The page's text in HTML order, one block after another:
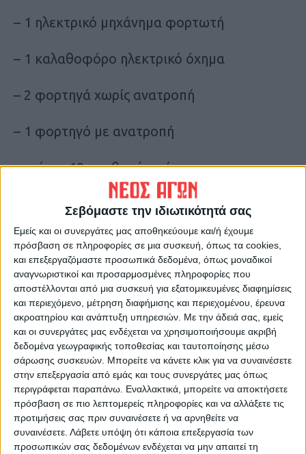
Σεβόμαστε την ιδιωτικότητά σας
Εμείς και οι συνεργάτες μας αποθηκεύουμε και/ή έχουμε
πρόσβαση σε πληροφορίες σε μια συσκευή, όπως τα cookies,
και επεξεργαζόμαστε προσωπικά δεδομένα, όπως μοναδικοί
αναγνωριστικοί και προσαρμοσμένες πληροφορίες που
αποστέλλονται από μια συσκευή για εξατομικευμένες διαφημίσεις
και περιεχόμενο, μέτρηση διαφήμισης και περιεχομένου, έρευνα
ακροατηρίου και ανάπτυξη υπηρεσιών. Με την άδειά σας, εμείς
και οι συνεργάτες μας ενδέχεται να χρησιμοποιήσουμε ακριβή
δεδομένα γεωγραφικής τοποθεσίας και ταυτοποίησης μέσω
σάρωσης συσκευών. Μπορείτε να κάνετε κλικ για να συναινέσετε
στην επεξεργασία από εμάς και τους συνεργάτες μας όπως
περιγράφεται παραπάνω. Εναλλακτικά, μπορείτε να αποκτήσετε
πρόσβαση σε πιο λεπτομερείς πληροφορίες και να αλλάξετε τις
προτιμήσεις σας πριν συναινέσετε ή να αρνηθείτε να
συναινέσετε. Λάβετε υπόψη ότι κάποια επεξεργασία των
προσωπικών σας δεδομένων ενδέχεται να μην απαιτεί τη
– 1 ηλεκτρικό μηχάνημα φορτωτή
– 1 καλαθοφόρο ηλεκτρικό όχημα
– 2 φορτηγά χωρίς ανατροπή
– 1 φορτηγό με ανατροπή
– επίσης 10 σταθμούς φόρτισης με
εναλλασσόμενη τάση εξόδου AC μέγιστης
ισχύος 22kW
Όπως τονίστηκε στην εισήγηση,
«αξιοποιώντας τη συγκεκριμένη
Πρόσκληση, ο Δήμος Μουζακίου επιδιώκει
την προμήθεια των απαραίτητων οχημάτων
και φορτιστών προκειμένου να
εκσυγχρονιστεί ο στόλος του δήμου και να
μειώσει τις εκπομπές ρύπων που
εκπέμπονται από τα συμβατικά οχήματα.
Η ανάπτυξη της ηλεκτροκίνησης αποτελεί
σημαντική συνιστώσα για την ενεργειακή
μετάβαση και την επίτευξη των εθνικών
στόχων για την ενέργεια και το κλίμα,
μεσοπρόθεσμα και μακροπρόθεσμα.